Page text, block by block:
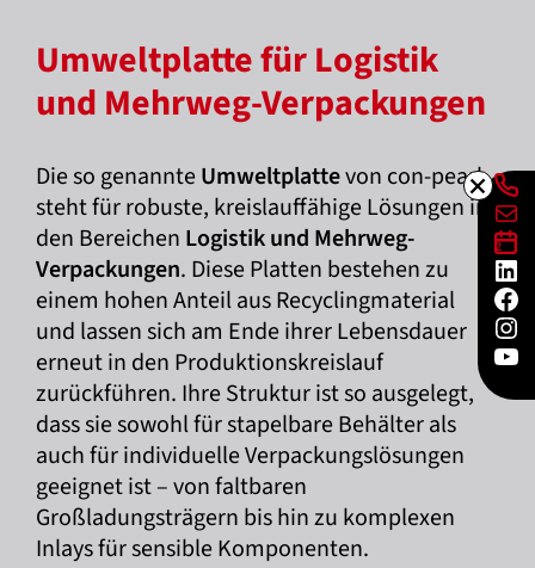
E-
Umweltplatte für Logistik
und Mehrweg-Verpackungen
Die so genannteUmweltplattevon con-pearl
steht für robuste, kreislauffähige Lösungen in
den Bereichen Logistik und Mehrweg-
Verpackungen. Diese Platten bestehen zu
einem hohen Anteil aus Recyclingmaterial
und lassen sich am Ende ihrer Lebensdauer
erneut in den Produktionskreislauf
zurückführen. Ihre Struktur ist so ausgelegt,
dass sie sowohl für stapelbare Behälter als
auch für individuelle Verpackungslösungen
geeignet ist – von faltbaren
Großladungsträgern bis hin zu komplexen
Inlays für sensible Komponenten.